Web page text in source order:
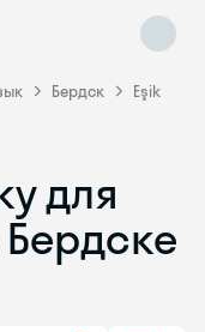
Бердск Eşik
для
Бердске